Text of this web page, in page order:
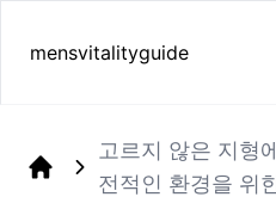
mensvitalityguide
고르지 않은 지형
전적인 환경을 위